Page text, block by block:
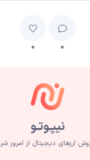
۰ ۰
ارزهای دیجیتال از امروز